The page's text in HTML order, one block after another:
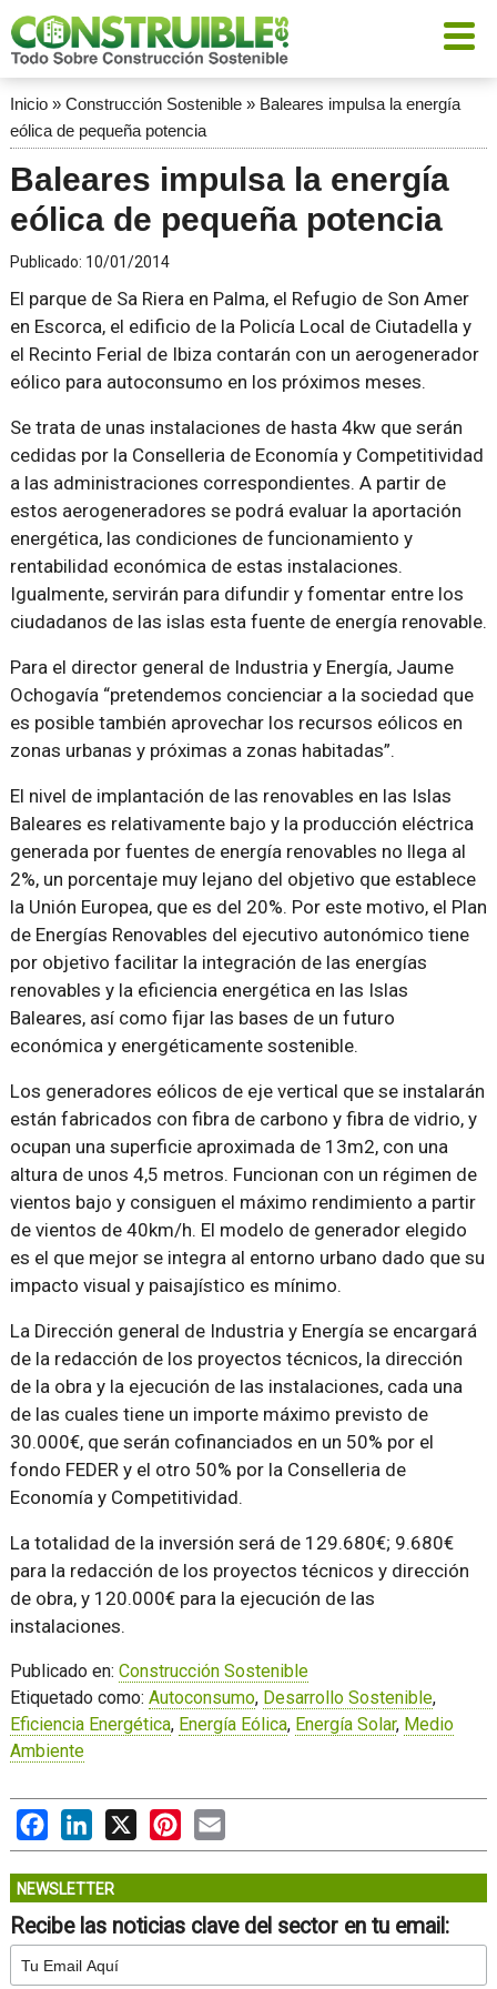
Inicio» Construcción Sostenible» Baleares impulsa la energía
eólica de pequeña potencia
Baleares impulsa la energía
eólica de pequeña potencia
Publicado: 10/01/2014
El parque de Sa Riera en Palma, el Refugio de Son Amer
en Escorca, el edificio de la Policía Local de Ciutadella y
el Recinto Ferial de Ibiza contarán con un aerogenerador
eólico para autoconsumo en los próximos meses.
Se trata de unas instalaciones de hasta 4kw que serán
cedidas por la Conselleria de Economía y Competitividad
a las administraciones correspondientes. A partir de
estos aerogeneradores se podrá evaluar la aportación
energética, las condiciones de funcionamiento y
rentabilidad económica de estas instalaciones.
Igualmente, servirán para difundir y fomentar entre los
ciudadanos de las islas esta fuente de energía renovable.
Para el director general de Industria y Energía, Jaume
Ochogavía pretendemos concienciar a la sociedad que
es posible también aprovechar los recursos eólicos en
zonas urbanas y próximas a zonas habitadas .
El nivel de implantación de las renovables en las Islas
Baleares es relativamente bajo y la producción eléctrica
generada por fuentes de energía renovables no llega al
2%, un porcentaje muy lejano del objetivo que establece
la Unión Europea, que es del 20%. Por este motivo, el Plan
de Energías Renovables del ejecutivo autonómico tiene
por objetivo facilitar la integración de las energías
renovables y la eficiencia energética en las Islas
Baleares, así como fijar las bases de un futuro
económica y energéticamente sostenible.
Los generadores eólicos de eje vertical que se instalarán
están fabricados con fibra de carbono y fibra de vidrio, y
ocupan una superficie aproximada de 13m2, con una
altura de unos 4,5 metros. Funcionan con un régimen de
vientos bajo y consiguen el máximo rendimiento a partir
de vientos de 40km/h. El modelo de generador elegido
es el que mejor se integra al entorno urbano dado que su
impacto visual y paisajístico es mínimo.
La Dirección general de Industria y Energía se encargará
de la redacción de los proyectos técnicos, la dirección
de la obra y la ejecución de las instalaciones, cada una
de las cuales tiene un importe máximo previsto de
30.000€, que serán cofinanciados en un 50% por el
fondo FEDER y el otro 50% por la Conselleria de
Economía y Competitividad.
La totalidad de la inversión será de 129.680€; 9.680€
para la redacción de los proyectos técnicos y dirección
de obra, y 120.000€ para la ejecución de las
instalaciones.
Publicado en: Construcción Sostenible
Etiquetado como: Autoconsumo, Desarrollo Sostenible,
Eficiencia Energética, Energía Eólica, Energía Solar, Medio
Ambiente
FacebookLinkedIn
X PinterestEmail
NEWSLETTER
Recibe las noticias clave del sector en tu email: